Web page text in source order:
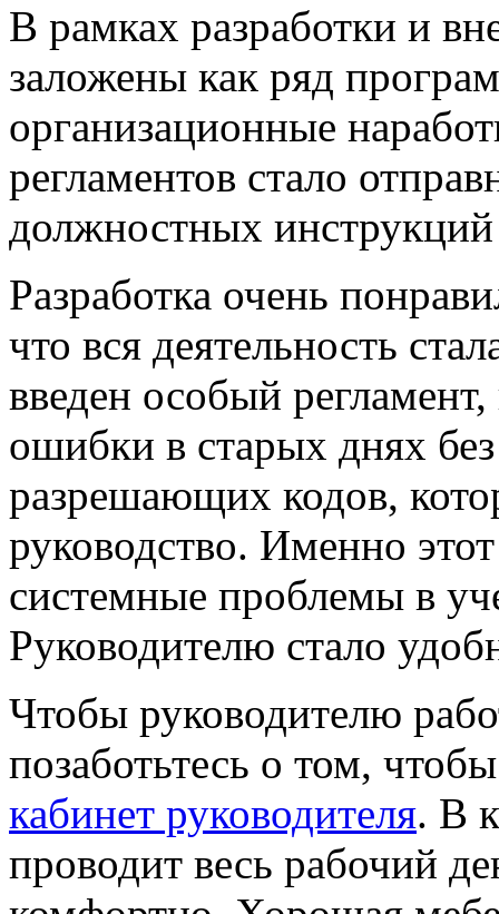
В рамках разработки и
заложены как ряд
организационные
регламентов стало
должностных
Разработка очень
что вся деятельность
введен особый
ошибки в старых днях
разрешающих кодов,
руководство. Именно
системные проблемы в
Руководителю стало
Чтобы руководителю
позаботьтесь о том,
кабинет руководителя. В
проводит весь рабочий